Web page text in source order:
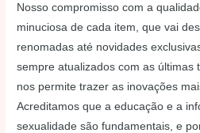
Nosso compromisso com a
minuciosa de cada item, que vai
renomadas até novidades
sempre atualizados com as últimas
nos permite trazer as inovações
Acreditamos que a educação e a
sexualidade são fundamentais, e